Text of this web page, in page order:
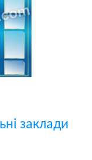
заклади